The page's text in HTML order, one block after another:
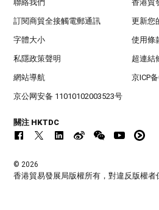
聯絡我們 香港貿
訂閱商貿全接觸電郵通訊 更新您
字體大小 使用條
私隱政策聲明 超連結
網站導航 京ICP
京公网安备 11010102003523号
關注 HKTDC
© 2026
香港貿易發展局版權所有，對違反版權者